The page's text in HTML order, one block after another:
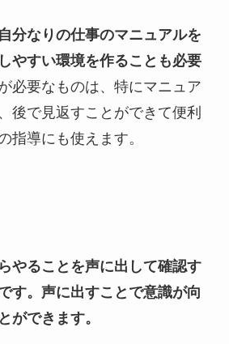
分なりの仕事のマニュアルを
やすい環境を作ることも必要
必要なものは、特にマニュア
後で見返すことができて便利
指導にも使えます。
やることを声に出して確認す
す。声に出すことで意識が向
ができます。